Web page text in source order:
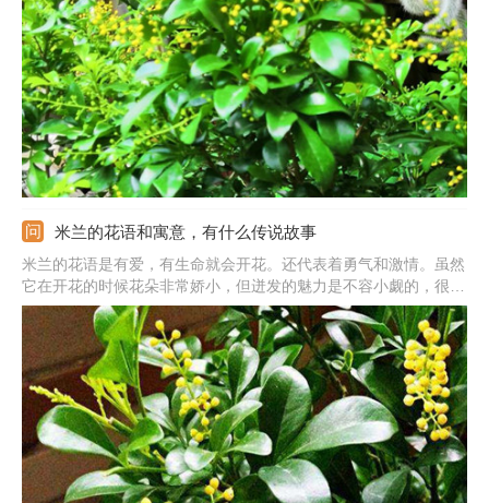
长期也要注意施肥，这样可以促进花朵开放。长花苞时不能喷水，
以免导致内部腐烂。
米兰的花语和寓意，有什么传说故事
米兰的花语是有爱，有生命就会开花。还代表着勇气和激情。虽然
它在开花的时候花朵非常娇小，但迸发的魅力是不容小觑的，很不
平凡。它的花语还为勇敢和荣誉。勇士在出征之前都会佩戴上米兰
花。另外，关于米兰花还有一个美丽，美好，神奇的传说。